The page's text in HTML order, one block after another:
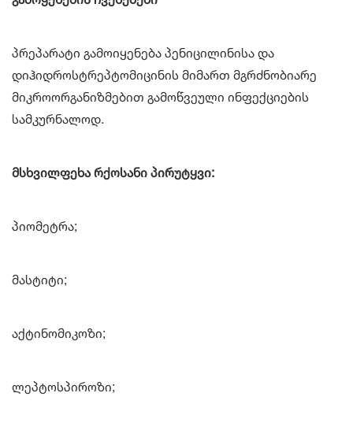
პრეპარატი გამოიყენება პენიცილინისა და
დიჰიდროსტრეპტომიცინის მიმართ მგრძნობიარე
მიკროორგანიზმებით გამოწვეული ინფექციების
სამკურნალოდ.
მსხვილფეხა რქოსანი პირუტყვი:
პიომეტრა;
მასტიტი;
აქტინომიკოზი;
ლეპტოსპიროზი;